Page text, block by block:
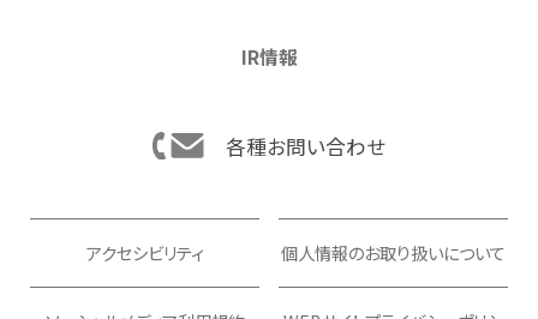
IR情報
各種お問い合わせ
アクセシビリティ 個人情報のお取り扱いについて